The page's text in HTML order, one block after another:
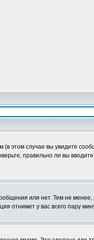
этом случае вы увидите
правильно ли вы
или нет. Тем не
отнимет у вас всего пару